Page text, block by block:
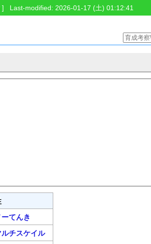
] Last-modified: 2026-01-17 (土) 01:12:41
ーてんき
ルチスケイル